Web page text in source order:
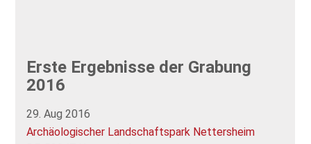
Erste Ergebnisse der Grabung
2016
29. Aug 2016
Archäologischer Landschaftspark Nettersheim